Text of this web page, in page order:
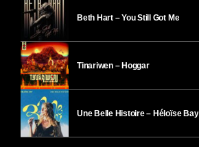
Beth Hart – You Still Got Me
Tinariwen – Hoggar
Une Belle Histoire – Héloïse Bay